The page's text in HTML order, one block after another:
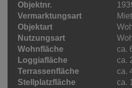
Objektnr.
Vermarktungsart
Objektart
Nutzungsart
Wohnfläche
ca.
Loggiafläche ca.
Terrassenfläche ca.
Stellplatzfläche ca.